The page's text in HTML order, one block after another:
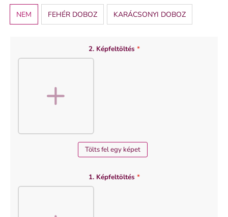
FEHÉR
NEM FEHÉR DOBOZ KARÁCSONYI DOBOZ
2. Képfeltöltés *
Tölts fel egy képet
1. Képfeltöltés *